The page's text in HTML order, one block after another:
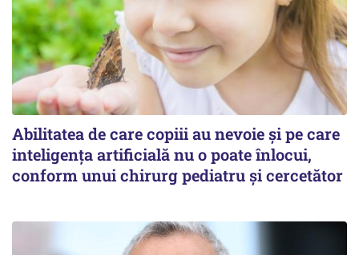
Abilitatea de care copiii au nevoie și pe care
inteligența artificială nu o poate înlocui,
conform unui chirurg pediatru și cercetător